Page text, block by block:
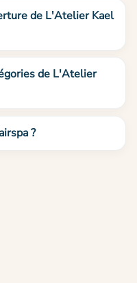
de L'Atelier Kael
de L'Atelier
?